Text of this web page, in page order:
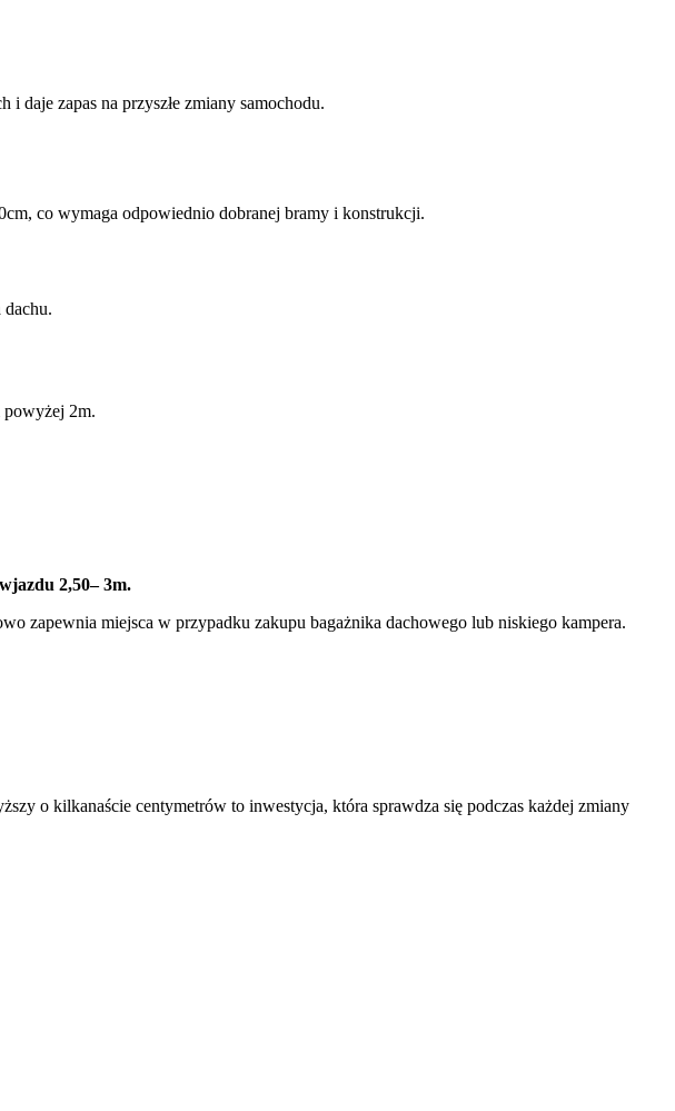
daje zapas na przyszłe zmiany samochodu.
co wymaga odpowiednio dobranej bramy i konstrukcji.
powyżej 2m.
2,50– 3m.
zapewnia miejsca w przypadku zakupu bagażnika dachowego lub niskiego kampera.
o kilkanaście centymetrów to inwestycja, która sprawdza się podczas każdej zmiany